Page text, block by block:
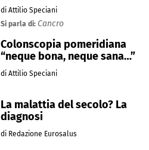
di Attilio Speciani
Si parla di: Cancro
Colonscopia pomeridiana
“neque bona, neque sana…”
di Attilio Speciani
La malattia del secolo? La
diagnosi
di Redazione Eurosalus